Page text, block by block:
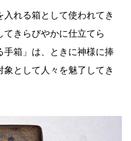
れる箱として使われてき
きらびやかに仕立てら
箱」は、ときに神様に捧
として人々を魅了してき